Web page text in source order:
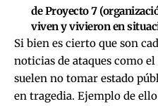
de Proyecto 7
viven y vivieron en
Si bien es cierto que son
noticias de ataques como
suelen no tomar estado
en tragedia. Ejemplo de